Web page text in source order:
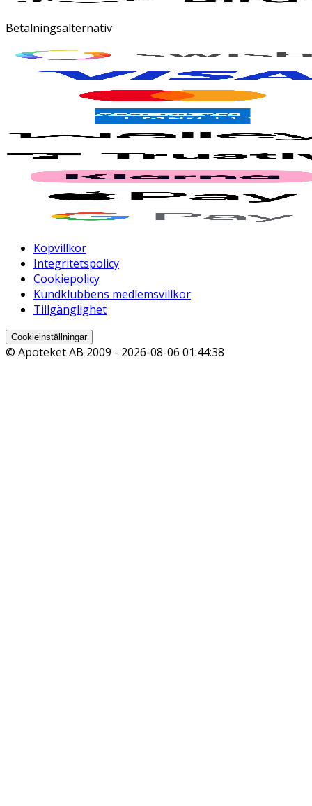
Betalningsalternativ
Köpvillkor
Integritetspolicy
Cookiepolicy
Kundklubbens medlemsvillkor
Tillgänglighet
Cookieinställningar
© Apoteket AB 2009 - 2026-08-06 01:44:38